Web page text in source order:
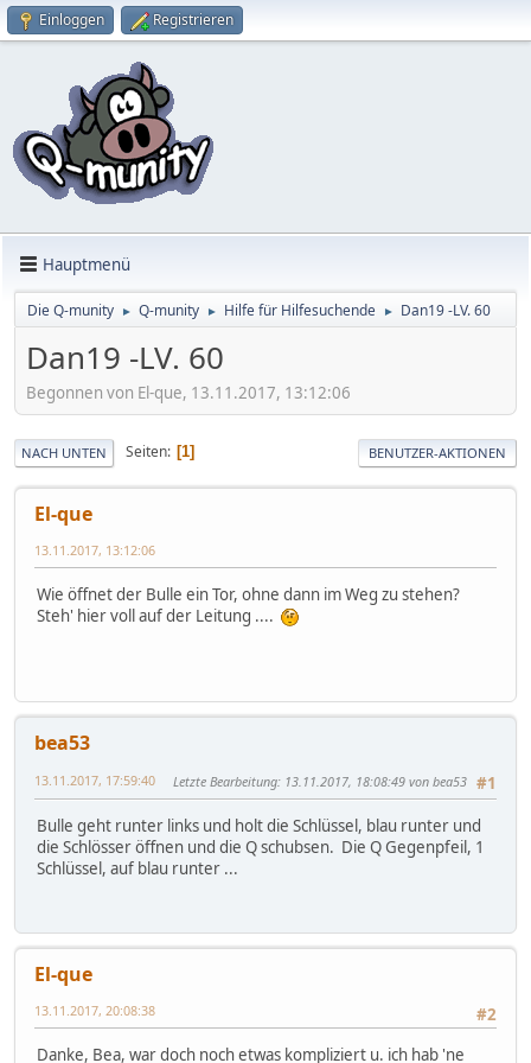
Einloggen Registrieren
Hauptmenü
Die Q-munity ► Q-munity ► Hilfe für Hilfesuchende ► Dan19 -LV. 60
Dan19 -LV. 60
Begonnen von El-que, 13.11.2017, 13:12:06
NACH UNTEN Seiten 1 BENUTZER-AKTIONEN
El-que
13.11.2017, 13:12:06
Wie öffnet der Bulle ein Tor, ohne dann im Weg zu stehen?
Steh' hier voll auf der Leitung ....
bea53
#1
13.11.2017, 17:59:40 Letzte Bearbeitung: 13.11.2017, 18:08:49 von bea53
Bulle geht runter links und holt die Schlüssel, blau runter und
die Schlösser öffnen und die Q schubsen. Die Q Gegenpfeil, 1
Schlüssel, auf blau runter ...
El-que
#2
13.11.2017, 20:08:38
Danke, Bea, war doch noch etwas kompliziert u. ich hab 'ne